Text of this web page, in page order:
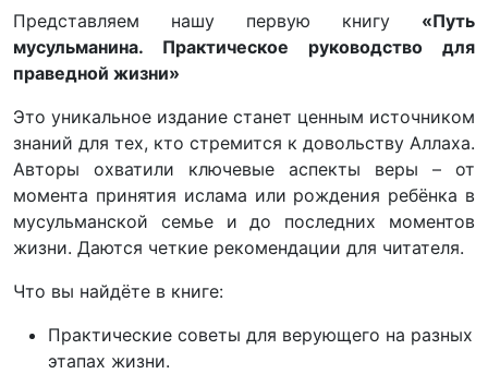
Представляем нашу первую книгу «Путь
мусульманина. Практическое руководство для
праведной жизни»
Это уникальное издание станет ценным источником
знаний для тех, кто стремится к довольству Аллаха.
Авторы охватили ключевые аспекты веры – от
момента принятия ислама или рождения ребёнка в
мусульманской семье и до последних моментов
жизни. Даются четкие рекомендации для читателя.
Что вы найдёте в книге:
Практические советы для верующего на разных
этапах жизни.